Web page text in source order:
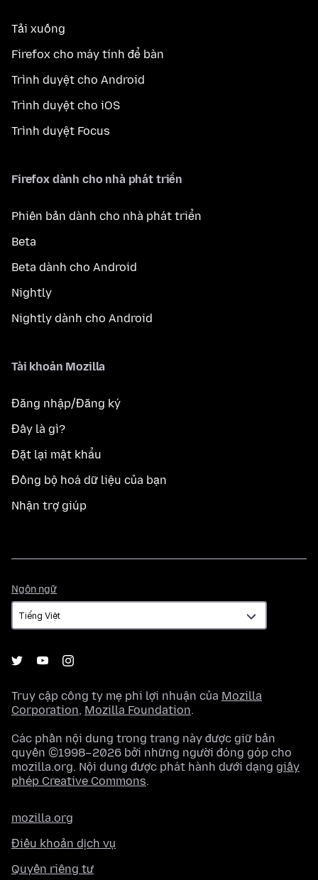
Tải xuống
Firefox cho máy tính để bàn
Trình duyệt cho Android
Trình duyệt cho iOS
Trình duyệt Focus
Firefox dành cho nhà phát triển
Phiên bản dành cho nhà phát triển
Beta
Beta dành cho Android
Nightly
Nightly dành cho Android
Tài khoản Mozilla
Đăng nhập/Đăng ký
Đây là gì?
Đặt lại mật khẩu
Đồng bộ hoá dữ liệu của bạn
Nhận trợ giúp
Ngôn ngữ
ngữ
Truy cập công ty mẹ phi lợi nhuận của Mozilla
Corporation, Mozilla Foundation.
Các phần nội dung trong trang này được giữ bản
quyền ©1998–2026 bởi những người đóng góp cho
mozilla.org. Nội dung được phát hành dưới dạng giấy
phép Creative Commons.
mozilla.org
Điều khoản dịch vụ
Quyền riêng tư